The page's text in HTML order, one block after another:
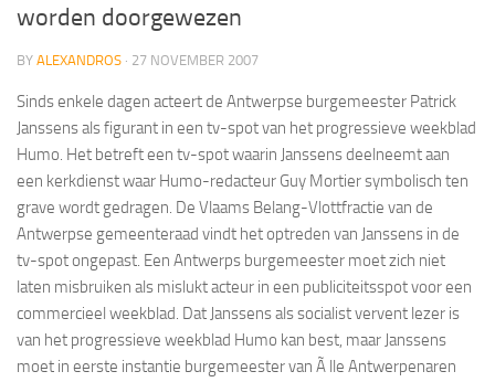
worden doorgewezen
BY ALEXANDROS · 27 NOVEMBER 2007
Sinds enkele dagen acteert de Antwerpse burgemeester Patrick
Janssens als figurant in een tv-spot van het progressieve weekblad
Humo. Het betreft een tv-spot waarin Janssens deelneemt aan
een kerkdienst waar Humo-redacteur Guy Mortier symbolisch ten
grave wordt gedragen. De Vlaams Belang-Vlottfractie van de
Antwerpse gemeenteraad vindt het optreden van Janssens in de
tv-spot ongepast. Een Antwerps burgemeester moet zich niet
laten misbruiken als mislukt acteur in een publiciteitsspot voor een
commercieel weekblad. Dat Janssens als socialist vervent lezer is
van het progressieve weekblad Humo kan best, maar Janssens
moet in eerste instantie burgemeester van Ã lle Antwerpenaren